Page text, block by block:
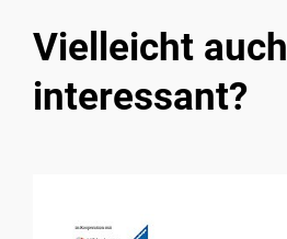
Vielleicht auch
interessant?